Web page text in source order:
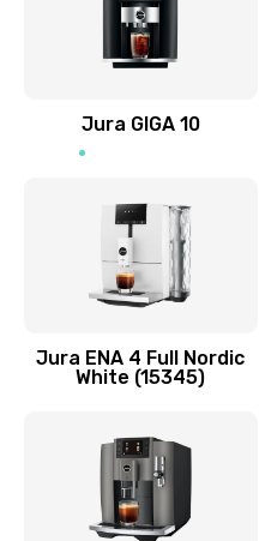
Jura GIGA 10
Jura ENA 4 Full Nordic
White (15345)